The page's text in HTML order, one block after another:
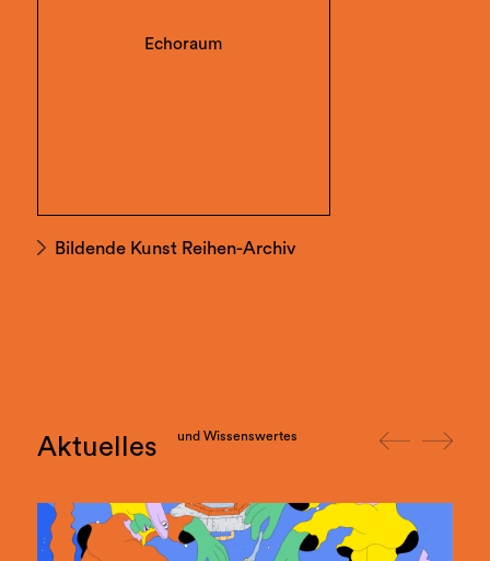
Echoraum
Bildende Kunst Reihen-Archiv
Aktuelles und Wissenswertes